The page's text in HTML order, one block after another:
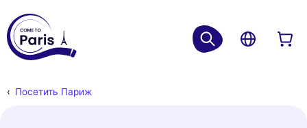
Посетить Париж